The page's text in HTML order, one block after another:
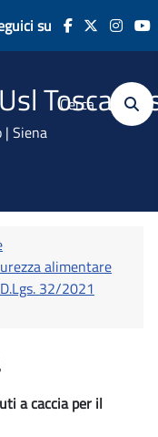
su
Toscana
| Siena
Cerca
alimentare
32/2021
a caccia per il